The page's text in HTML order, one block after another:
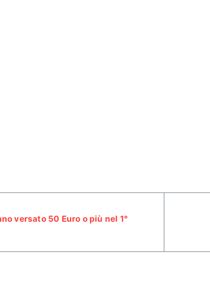
versato 50 Euro o più nel 1°